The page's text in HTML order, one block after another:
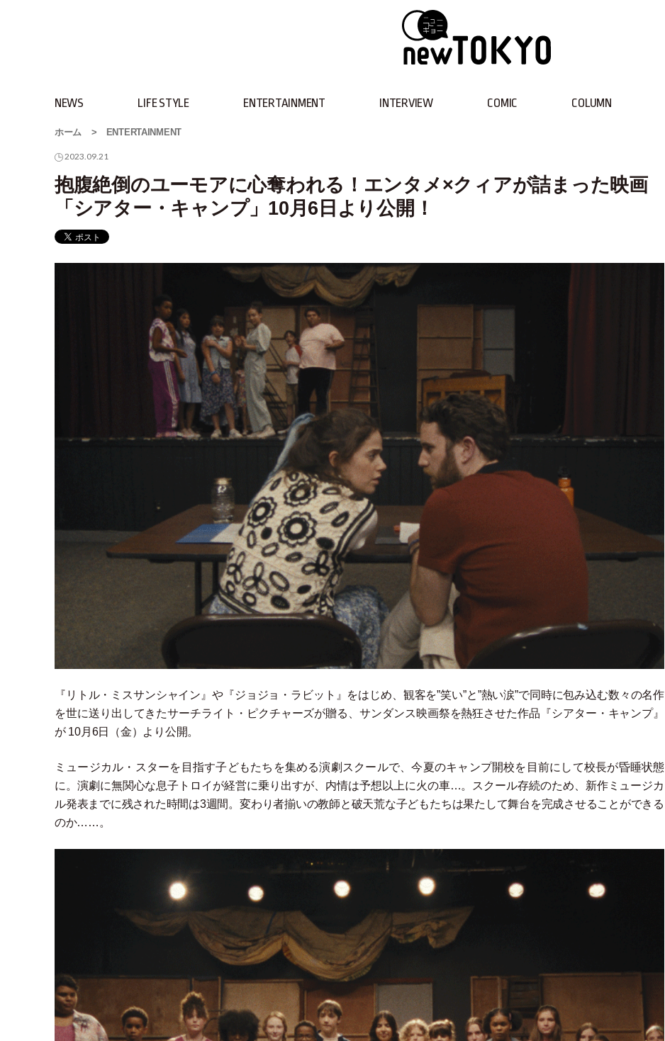
NEWS LIFE STYLE ENTERTAINMENT INTERVIEW COMIC COLUMN
ホーム > ENTERTAINMENT
2023.09.21
抱腹絶倒のユーモアに心奪われる！エンタメ×クィアが詰まった映画
「シアター・キャンプ」10月6日より公開！
『リトル・ ミスサンシャイン』や『ジョジョ ・ ラビット』をはじめ、観客を”笑い”と”熱い涙”で同時に包み込む数々の名作
を世に送り出してきたサーチライト
・ ピクチャーズが贈る、サンダンス映画祭を熱狂させた作品『シアター ・ キャンプ』
が 10月6日
（金） より公開。
ミュージカル ・ スターを目指す子どもたちを集める演劇スクールで、今夏のキャンプ開校を目前にして校長が昏睡状態
に。演劇に無関心な息子トロイが経営に乗り出すが、内情は予想以上に火の車…。スクール存続のため、新作ミュージカ
ル発表までに残された時間は3週間。変わり者揃いの教師と破天荒な子どもたちは果たして舞台を完成させることができる
のか……。